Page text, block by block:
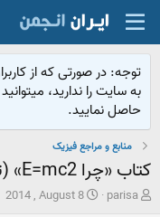
توجه: در صورتی که از
حاصل نمایید.
منابع و مراجع فیزیک
کتاب «چرا E=mc2» (ترجمه)
ش
parisa
ت2014 , August 8